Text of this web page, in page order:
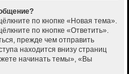
по кнопке «Новая тема».
по кнопке «Ответить».
прежде чем отправить
находится внизу страниц
начинать темы», «Вы